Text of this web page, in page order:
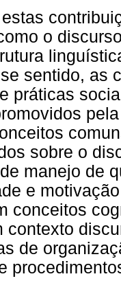
o
sentido, as
práticas
sobre o
manejo de
e
conceitos
contexto
de